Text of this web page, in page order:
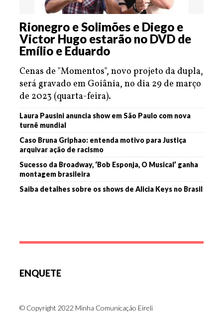
Rionegro e Solimões e Diego e
Victor Hugo estarão no DVD de
Emílio e Eduardo
Cenas de "Momentos", novo projeto da dupla,
será gravado em Goiânia, no dia 29 de março
de 2023 (quarta-feira).
Laura Pausini anuncia show em São Paulo com nova
turnê mundial
Caso Bruna Griphao: entenda motivo para Justiça
arquivar ação de racismo
Sucesso da Broadway, ‘Bob Esponja, O Musical’ ganha
montagem brasileira
Saiba detalhes sobre os shows de Alicia Keys no Brasil
ENQUETE
© Copyright 2022 Minha Comunicação Eireli